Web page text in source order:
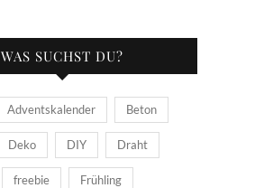
WAS SUCHST DU?
Adventskalender Beton
Deko DIY Draht
freebie Frühling